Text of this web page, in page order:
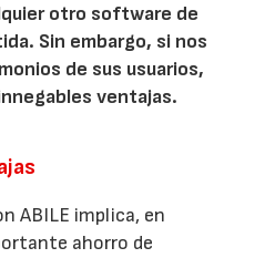
otro software de
Sin embargo, si nos
de sus usuarios,
ventajas.
ABILE implica, en
ahorro de